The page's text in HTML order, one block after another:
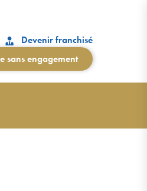
Devenir franchisé
sans engagement